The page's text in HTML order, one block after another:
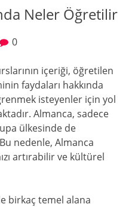
Neler Öğretilir
0
içeriği, öğretilen
faydaları hakkında
isteyenler için yol
Almanca, sadece
ülkesinde de
nedenle, Almanca
artırabilir ve kültürel
birkaç temel alana